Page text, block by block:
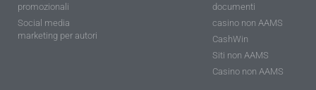
promozionali
Social media
marketing per autori
documenti
casino non AAMS
CashWin
Siti non AAMS
Casino non AAMS